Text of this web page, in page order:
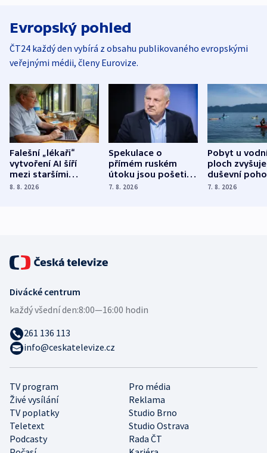
Evropský pohled
ČT24 každý den vybírá z obsahu publikovaného evropskými
veřejnými médii, členy Eurovize.
Falešní „lékaři“
vytvoření AI šíří
mezi staršími
Poláky nebezpečné
8. 8. 2026
Spekulace o
přímém ruském
útoku jsou pošetilé,
míní estonský
7. 8. 2026
Pobyt u
ploch zvyšuje
duševní
ukázala
7. 8. 2026
TV program
Pro média
Živé vysílání
Reklama
TV poplatky
Studio Brno
Teletext
Studio Ostrava
Podcasty
Rada ČT
Divácké centrum
každý všední den:8:00—16:00 hodin
261 136 113
info@ceskatelevize.cz